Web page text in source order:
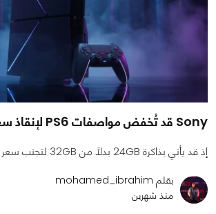
Sony قد تُخفض مواصفات PS6 لإنقاذ سعره
إذ قد يأتي بذاكرة 24GB بدلًا من 32GB لتجنب سعر كارثي
بقلم mohamed_ibrahim
منذ شهرين